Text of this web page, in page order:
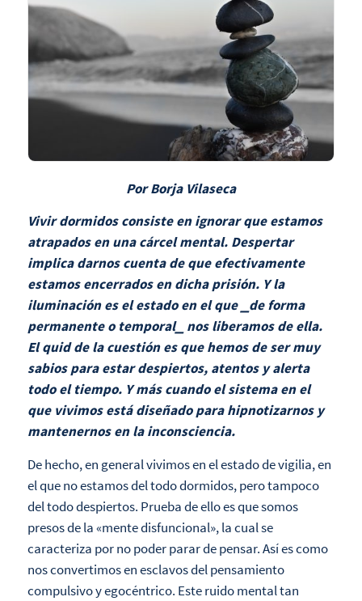
Por Borja Vilaseca
Vivir dormidos consiste en ignorar que estamos
atrapados en una cárcel mental. Despertar
implica darnos cuenta de que efectivamente
estamos encerrados en dicha prisión. Y la
iluminación es el estado en el que ⎯de forma
permanente o temporal⎯ nos liberamos de ella.
El quid de la cuestión es que hemos de ser muy
sabios para estar despiertos, atentos y alerta
todo el tiempo. Y más cuando el sistema en el
que vivimos está diseñado para hipnotizarnos y
mantenernos en la inconsciencia.
De hecho, en general vivimos en el estado de vigilia, en
el que no estamos del todo dormidos, pero tampoco
del todo despiertos. Prueba de ello es que somos
presos de la «mente disfuncional», la cual se
caracteriza por no poder parar de pensar. Así es como
nos convertimos en esclavos del pensamiento
compulsivo y egocéntrico. Este ruido mental tan